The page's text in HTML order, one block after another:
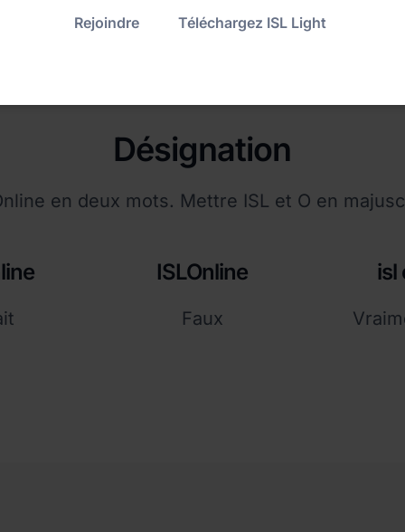
Désignation
en deux mots. Mettre ISL et O en
ISLOnline
Faux
isl
Rejoindre Téléchargez ISL Light